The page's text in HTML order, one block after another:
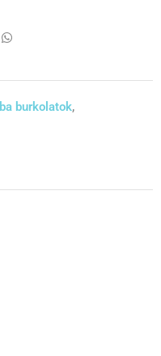
burkolatok,